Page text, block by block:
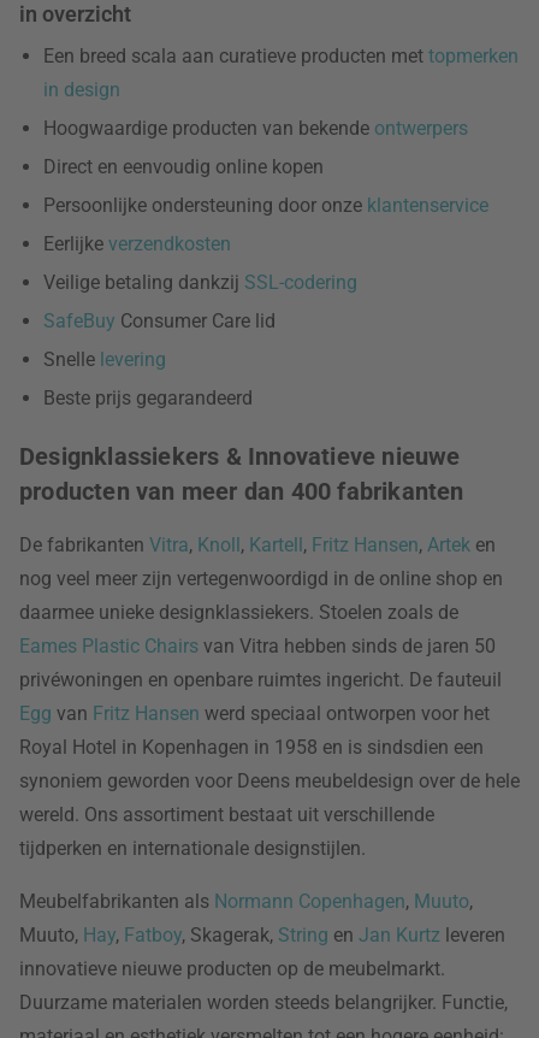
in overzicht
Een breed scala aan curatieve producten met topmerken
in design
Hoogwaardige producten van bekende ontwerpers
Direct en eenvoudig online kopen
Persoonlijke ondersteuning door onze klantenservice
Eerlijke verzendkosten
Veilige betaling dankzij SSL-codering
SafeBuy Consumer Care lid
Snelle levering
Beste prijs gegarandeerd
Designklassiekers & Innovatieve nieuwe
producten van meer dan 400 fabrikanten
De fabrikanten Vitra, Knoll , Kartell , Fritz Hansen, Artek en
nog veel meer zijn vertegenwoordigd in de online shop en
daarmee unieke designklassiekers. Stoelen zoals de
Eames Plastic Chairs van Vitra hebben sinds de jaren 50
privéwoningen en openbare ruimtes ingericht. De fauteuil
Egg van Fritz Hansen werd speciaal ontworpen voor het
Royal Hotel in Kopenhagen in 1958 en is sindsdien een
synoniem geworden voor Deens meubeldesign over de hele
wereld. Ons assortiment bestaat uit verschillende
tijdperken en internationale designstijlen.
Meubelfabrikanten als Normann Copenhagen, Muuto,
Muuto, Hay, Fatboy, Skagerak, String en Jan Kurtz leveren
innovatieve nieuwe producten op de meubelmarkt.
Duurzame materialen worden steeds belangrijker. Functie,